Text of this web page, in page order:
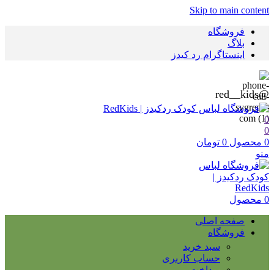
Skip to main content
فروشگاه
بلاگ
اینستاگرام رد کیدز
@red__kids
0
0
0 محصول 0 تومان
منو
0 محصول
صفحه اصلی
فروشگاه
سبد خرید
حساب کاربری